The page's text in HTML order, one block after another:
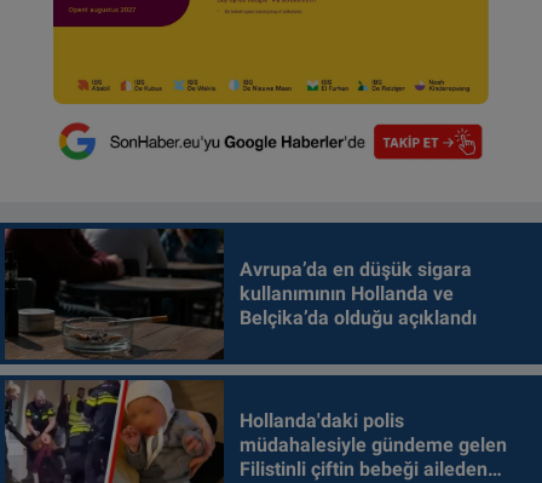
Avrupa’da en düşük sigara
kullanımının Hollanda ve
Belçika’da olduğu açıklandı
Hollanda'daki polis
müdahalesiyle gündeme gelen
Filistinli çiftin bebeği aileden